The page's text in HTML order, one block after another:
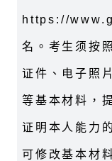
https://
名。考生须按
证件、电子照
等基本材料，
证明本人能力
可修改基本材